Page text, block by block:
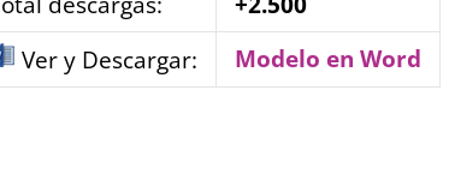
Ver y Descargar:
Modelo en Word